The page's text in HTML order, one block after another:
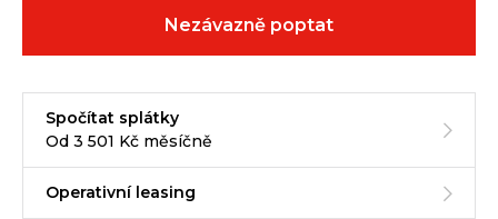
Nezávazně poptat
Spočítat splátky
Od 3 501 Kč měsíčně
Operativní leasing